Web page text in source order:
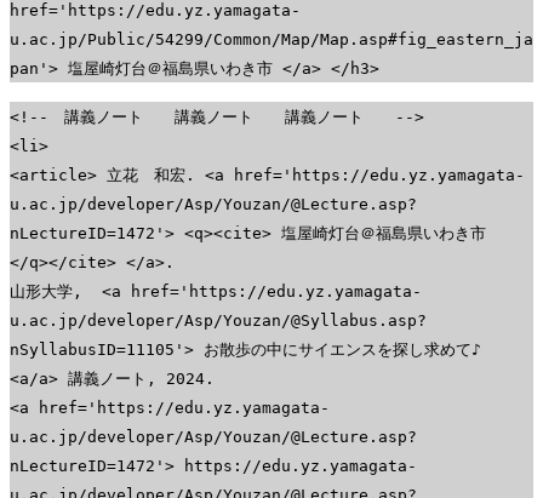
href='https://edu.yz.yamagata-
u.ac.jp/Public/54299/Common/Map/Map.asp#fig_eastern_ja
pan'> 塩屋崎灯台＠福島県いわき市 </a> </h3>
<!-- 講義ノート 講義ノート 講義ノート -->
<li>
<article> 立花 和宏. <a href='https://edu.yz.yamagata-
u.ac.jp/developer/Asp/Youzan/@Lecture.asp?
nLectureID=1472'> <q><cite> 塩屋崎灯台＠福島県いわき市
</q></cite> </a>.
山形大学, <a href='https://edu.yz.yamagata-
u.ac.jp/developer/Asp/Youzan/@Syllabus.asp?
nSyllabusID=11105'> お散歩の中にサイエンスを探し求めて♪
<a/a> 講義ノート, 2024.
<a href='https://edu.yz.yamagata-
u.ac.jp/developer/Asp/Youzan/@Lecture.asp?
nLectureID=1472'> https://edu.yz.yamagata-